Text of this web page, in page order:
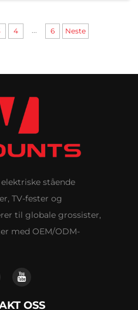
4 ... 6 Neste
stående
TV-fester og
til globale grossister,
med OEM/ODM-
OSS